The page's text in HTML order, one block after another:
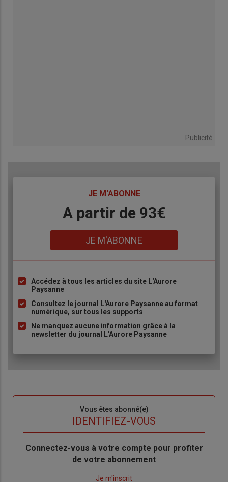
Publicité
JE M'ABONNE
A partir de 93€
JE M'ABONNE
Liste
puce
Accédez à tous les articles du site L'Aurore
Paysanne
Consultez le journal L'Aurore Paysanne au format
numérique, sur tous les supports
Ne manquez aucune information grâce à la
newsletter du journal L'Aurore Paysanne
Vous êtes abonné(e)
IDENTIFIEZ-VOUS
Body
Connectez-vous à votre compte pour profiter
de votre abonnement
Je m'inscrit